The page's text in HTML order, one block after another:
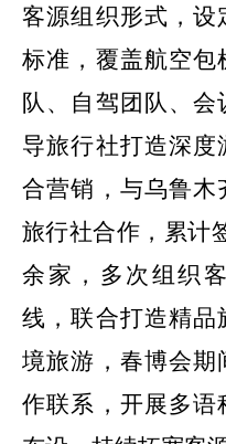
客源组织形式，设
标准，覆盖航空包
队、自驾团队、会
导旅行社打造深
合营销，与乌鲁
旅行社合作，累计
余家，多次组织
线，联合打造精品
境旅游，春博会期
作联系，开展多语